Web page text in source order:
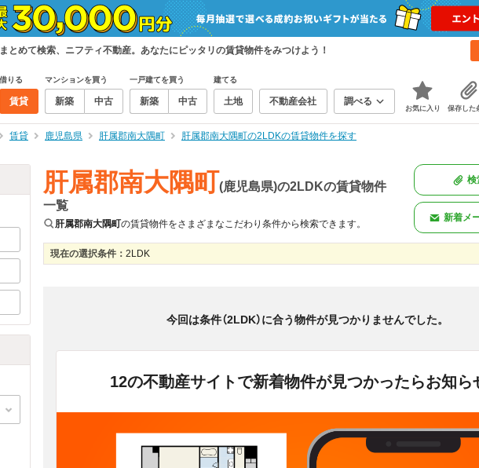
とめて検索、ニフティ不動産。あなたにピッタリの賃貸物件をみつけよう！
借りる
賃貸
マンションを買う
新築 中古
一戸建てを買う
新築 中古
建てる
土地 不動産会社 調べる
お気に入り 保存した
賃貸 鹿児島県 肝属郡南大隅町 肝属郡南大隅町の2LDKの賃貸物件を探す
肝属郡南大隅町(鹿児島県)の2LDKの賃貸物件
一覧
肝属郡南大隅町の賃貸物件をさまざまなこだわり条件から検索できます。
検
新着メ
現在の選択条件： 2LDK
<
今回は条件（2LDK）に合う物件が見つかりませんでした。
12の不動産サイトで新着物件が見つかったらお知ら